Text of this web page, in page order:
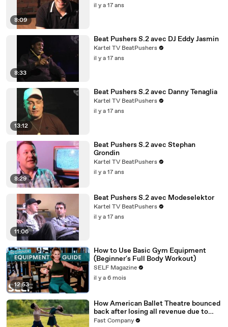
8:09
il y a 17 ans
8:33
Beat Pushers S.2 avec DJ Eddy Jasmin
Kartel TV BeatPushers
il y a 17 ans
13:12
Beat Pushers S.2 avec Danny Tenaglia
Kartel TV BeatPushers
il y a 17 ans
8:29
Beat Pushers S.2 avec Stephan
Grondin
Kartel TV BeatPushers
il y a 17 ans
11:06
Beat Pushers S.2 avec Modeselektor
Kartel TV BeatPushers
il y a 17 ans
12:53
How to Use Basic Gym Equipment
(Beginner's Full Body Workout)
SELF Magazine
il y a 6 mois
How American Ballet Theatre bounced
back after losing all revenue due to
COVID
Fast Company